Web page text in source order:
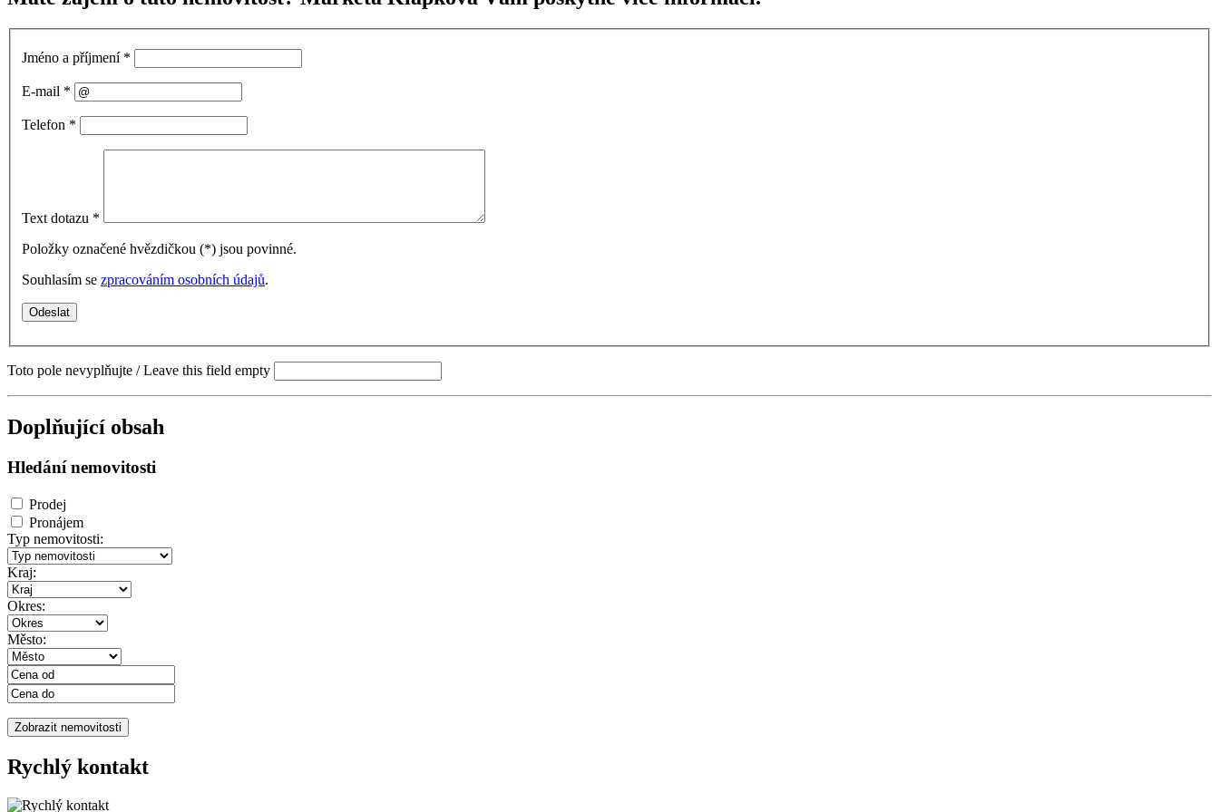
Jméno a příjmení *
E-mail *
Telefon *
Text dotazu *
Položky označené hvězdičkou (*) jsou povinné.
Souhlasím se zpracováním osobních údajů.
Toto pole nevyplňujte / Leave this field empty
Doplňující obsah
Hledání nemovitosti
Prodej
Pronájem
Typ nemovitosti:
Kraj:
Okres:
Město:
Rychlý kontakt